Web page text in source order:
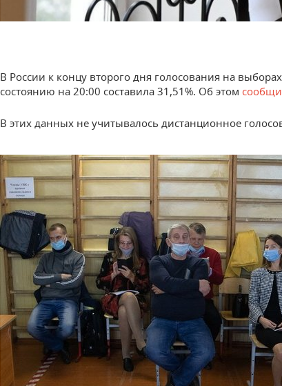
В России к концу второго дня голосования на
состоянию на 20:00 составила 31,51%. Об этом
В этих данных не учитывалось дистанционное